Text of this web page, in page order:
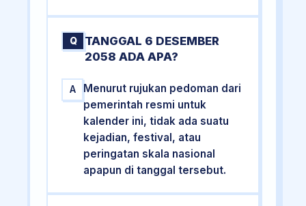
Q
TANGGAL 6 DESEMBER
2058 ADA APA?
A
Menurut rujukan pedoman dari
pemerintah resmi untuk
kalender ini, tidak ada suatu
kejadian, festival, atau
peringatan skala nasional
apapun di tanggal tersebut.